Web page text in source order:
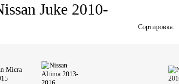
Juke 2010-
Сортировка: